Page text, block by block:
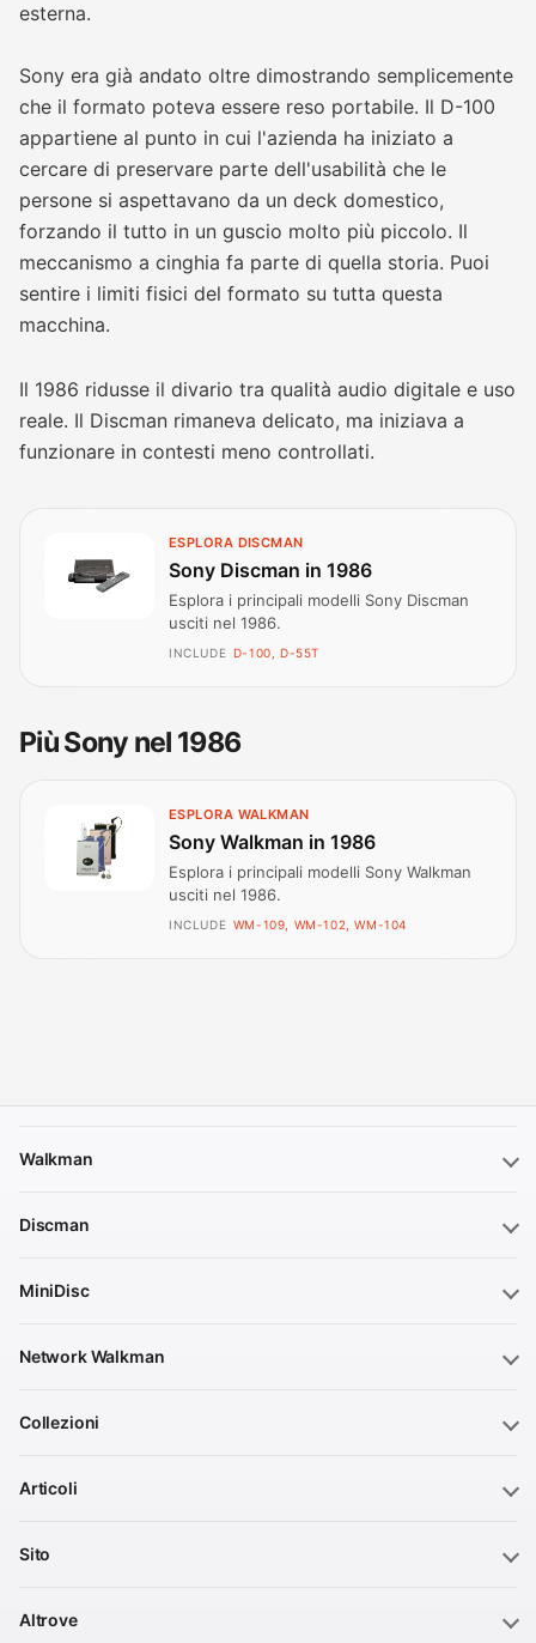
esterna.
Sony era già andato oltre dimostrando semplicemente
che il formato poteva essere reso portabile. Il D-100
appartiene al punto in cui l'azienda ha iniziato a
cercare di preservare parte dell'usabilità che le
persone si aspettavano da un deck domestico,
forzando il tutto in un guscio molto più piccolo. Il
meccanismo a cinghia fa parte di quella storia. Puoi
sentire i limiti fisici del formato su tutta questa
macchina.
Il 1986 ridusse il divario tra qualità audio digitale e uso
reale. Il Discman rimaneva delicato, ma iniziava a
funzionare in contesti meno controllati.
ESPLORA DISCMAN
Sony Discman in 1986
Esplora i principali modelli Sony Discman
usciti nel 1986.
INCLUDE D-100, D-55T
Più Sony nel 1986
ESPLORA WALKMAN
Sony Walkman in 1986
Esplora i principali modelli Sony Walkman
usciti nel 1986.
INCLUDE WM-109, WM-102, WM-104
Walkman
Discman
MiniDisc
Network Walkman
Collezioni
Articoli
Sito
Altrove